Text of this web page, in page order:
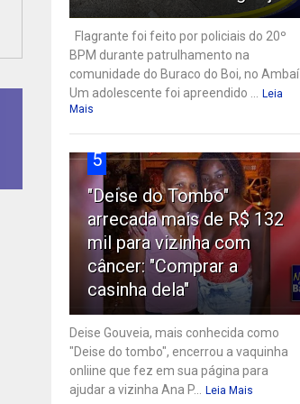
Flagrante foi feito por policiais do 20º
BPM durante patrulhamento na
comunidade do Buraco do Boi, no Ambaí
Um adolescente foi apreendido ...
Leia
Mais
5
"Deise do Tombo"
arrecada mais de R$ 132
mil para vizinha com
câncer: "Comprar a
casinha dela"
Deise Gouveia, mais conhecida como
"Deise do tombo", encerrou a vaquinha
onliine que fez em sua página para
ajudar a vizinha Ana P...
Leia Mais